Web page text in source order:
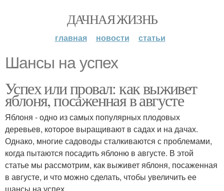
ДАЧНАЯ ЖИЗНЬ
главная новости статьи
Шансы на успех
Успех или провал: как выживет
яблоня, посаженная в августе
Яблоня - одно из самых популярных плодовых
деревьев, которое выращивают в садах и на дачах.
Однако, многие садоводы сталкиваются с проблемами,
когда пытаются посадить яблоню в августе. В этой
статье мы рассмотрим, как выживет яблоня, посаженная
в августе, и что можно сделать, чтобы увеличить ее